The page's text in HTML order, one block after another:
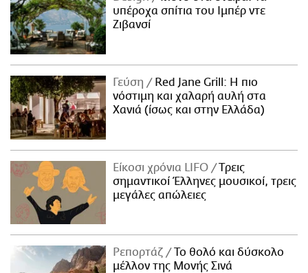
υπέροχα σπίτια του Ιμπέρ ντε
Ζιβανσί
Γεύση
Red Jane Grill: Η πιο
νόστιμη και χαλαρή αυλή στα
Χανιά (ίσως και στην Ελλάδα)
Είκοσι χρόνια LIFO
Tρεις
σημαντικοί Έλληνες μουσικοί, τρεις
μεγάλες απώλειες
Ρεπορτάζ
Το θολό και δύσκολο
μέλλον της Μονής Σινά